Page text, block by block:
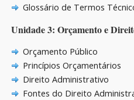
Glossário de Termos
Unidade 3: Orçamento e
Orçamento Público
Princípios Orçamentários
Direito Administrativo
Fontes do Direito